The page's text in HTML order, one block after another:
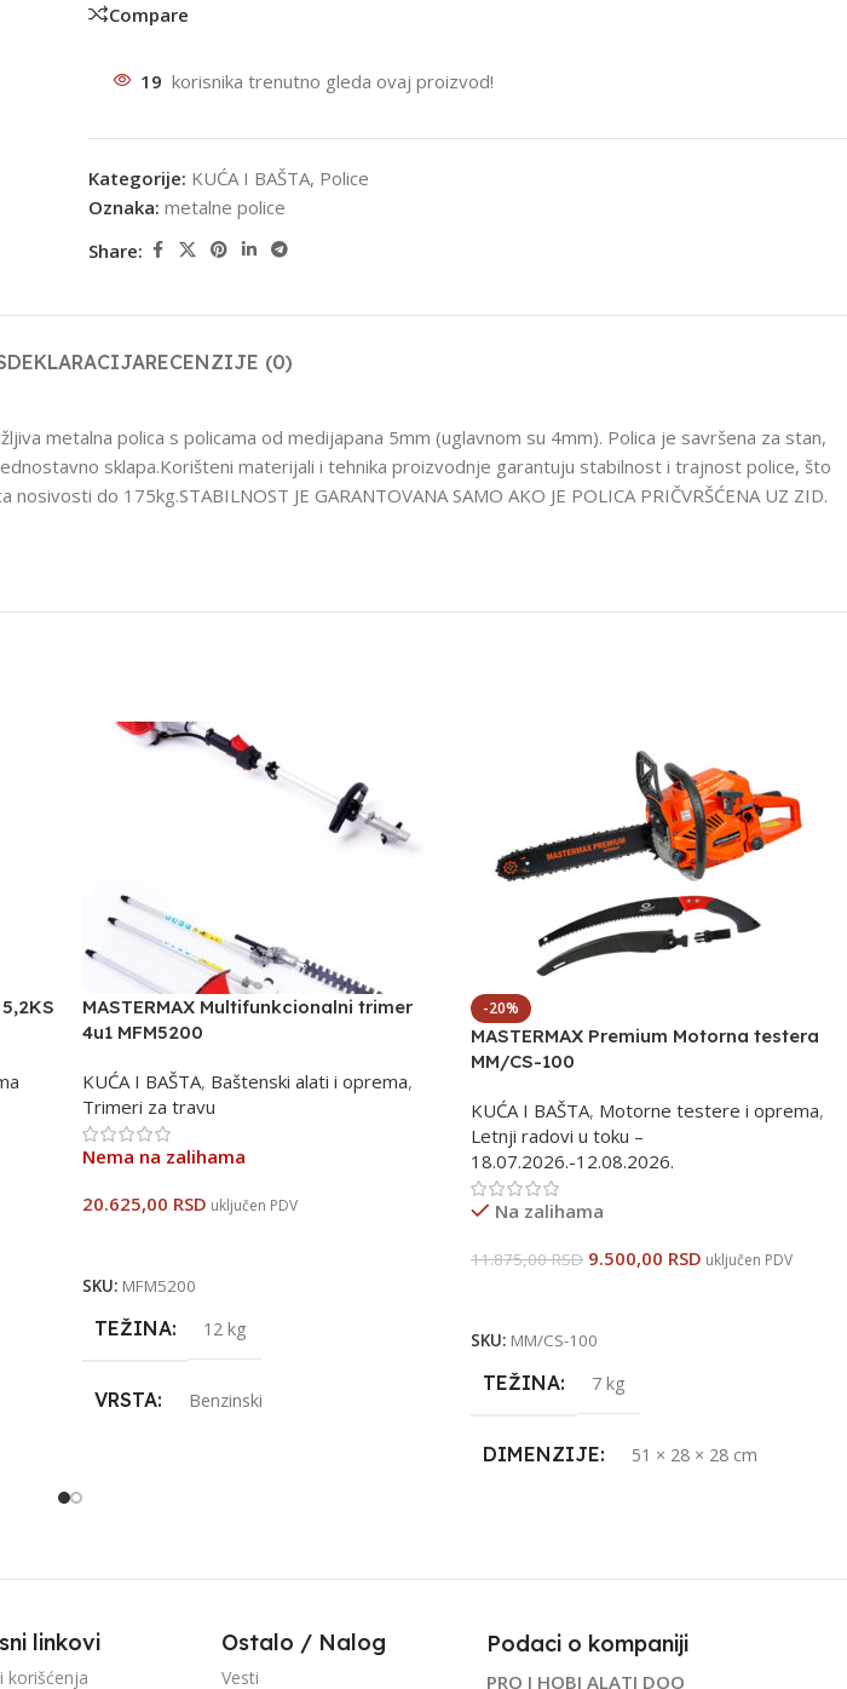
Compare
19 korisnika trenutno gleda ovaj proizvod!
Kategorije: KUĆA I BAŠTA, Police
Oznaka: metalne police
Share:
DEKLARACIJARECENZIJE (0)
metalna polica s policama od medijapana 5mm (uglavnom su 4mm). Polica je savršena za stan,
sklapa.Korišteni materijali i tehnika proizvodnje garantuju stabilnost i trajnost police, što
do 175kg.STABILNOST JE GARANTOVANA SAMO AKO JE POLICA PRIČVRŠĆENA UZ ZID.
MASTERMAX Multifunkcionalni trimer
4u1 MFM5200
KUĆA I BAŠTA, Baštenski alati i oprema,
Trimeri za travu
Nema na zalihama
20.625,00 RSD uključen PDV
SKU: MFM5200
TEŽINA 12 kg
VRSTA Benzinski
-20%
MASTERMAX Premium Motorna testera
MM/CS-100
KUĆA I BAŠTA, Motorne testere i oprema,
Letnji radovi u toku –
18.07.2026.-12.08.2026.
Na zalihama
11.875,00RSD 9.500,00 RSD uključen PDV
SKU: MM/CS-100
TEŽINA 7 kg
DIMENZIJE 51 × 28 × 28 cm
linkovi
korišćenja
Ostalo / Nalog
Vesti
Podaci o kompaniji
PRO I HOBI ALATI DOO